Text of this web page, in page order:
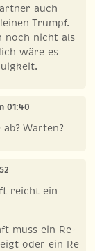
auch
Trumpf.
noch nicht als
wäre es
01:40
Warten?
reicht ein
muss ein Re-
oder ein Re